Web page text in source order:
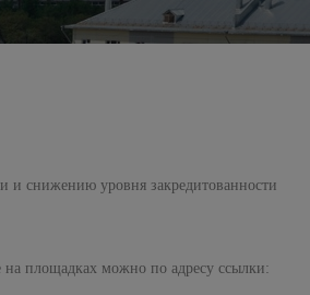
и снижению уровня закредитованности
на площадках можно по адресу ссылки: